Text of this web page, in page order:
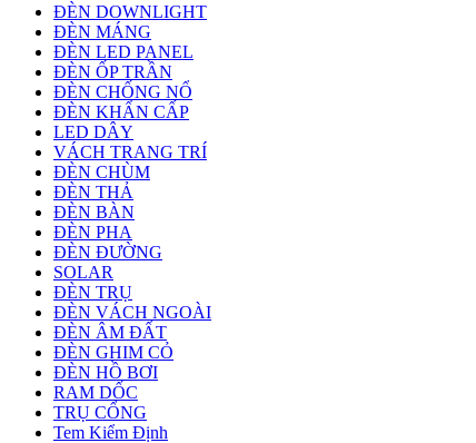
ĐÈN DOWNLIGHT
ĐÈN MÁNG
ĐÈN LED PANEL
ĐÈN ỐP TRẦN
ĐÈN CHỐNG NỔ
ĐÈN KHẨN CẤP
LED DÂY
VÁCH TRANG TRÍ
ĐÈN CHÙM
ĐÈN THẢ
ĐÈN BÀN
ĐÈN PHA
ĐÈN ĐƯỜNG
SOLAR
ĐÈN TRỤ
ĐÈN VÁCH NGOÀI
ĐÈN ÂM ĐẤT
ĐÈN GHIM CỎ
ĐÈN HỒ BƠI
RAM DỐC
TRỤ CỔNG
Tem Kiểm Định